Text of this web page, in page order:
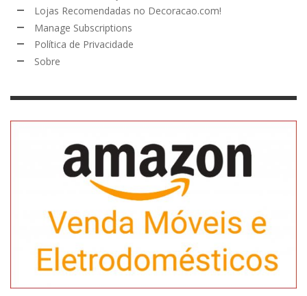
Lojas Recomendadas no Decoracao.com!
Manage Subscriptions
Política de Privacidade
Sobre